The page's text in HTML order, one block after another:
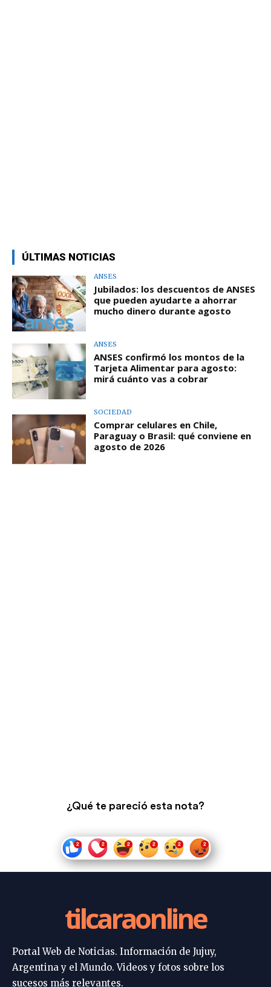
ÚLTIMAS NOTICIAS
ANSES
Jubilados: los descuentos de ANSES
que pueden ayudarte a ahorrar
mucho dinero durante agosto
ANSES
ANSES confirmó los montos de la
Tarjeta Alimentar para agosto:
mirá cuánto vas a cobrar
SOCIEDAD
Comprar celulares en Chile,
Paraguay o Brasil: qué conviene en
agosto de 2026
¿Qué te pareció esta nota?
tilcaraonline
Portal Web de Noticias. Información de Jujuy,
Argentina y el Mundo. Videos y fotos sobre los
sucesos más relevantes.